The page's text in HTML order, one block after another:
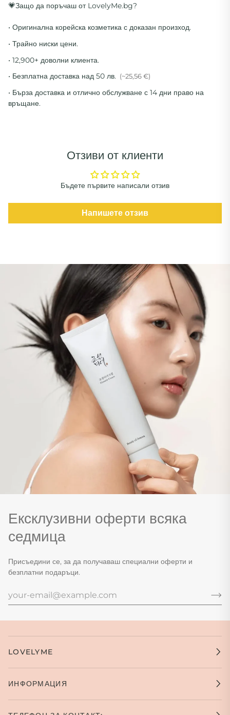
💗Защо да поръчаш от LovelyMe.bg?
• Оригинална корейска козметика с доказан произход.
• Трайно ниски цени.
• 12,900+ доволни клиента.
• Безплатна доставка над 50 лв. (~25,56 €)
• Бърза доставка и отлично обслужване с 14 дни право на
връщане.
Отзиви от клиенти
Бъдете първите написали отзив
Напишете отзив
Ексклузивни оферти всяка
седмица
Присъедини се, за да получаваш специални оферти и
безплатни подаръци.
LOVELYME
ИНФОРМАЦИЯ